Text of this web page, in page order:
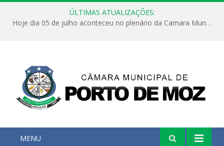
ÚLTIMAS ATUALIZAÇÕES:
Hoje dia 05 de julho aconteceu no plenário da Camara Municipal de Porto de Moz a Sessão Solene de Abertura dos Trabalhos Legislativos 2º Período da 23ª Legislatura
MENU